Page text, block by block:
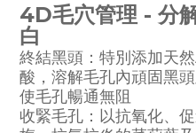
4D毛穴管理 - 分
白
終結黑頭：特別添加天
酸，溶解毛孔內頑固黑
使毛孔暢通無阻
收緊毛孔：以抗氧化、